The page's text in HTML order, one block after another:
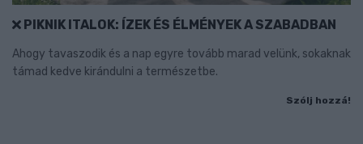
PIKNIK ITALOK: ÍZEK ÉS ÉLMÉNYEK A SZABADBAN
Ahogy tavaszodik és a nap egyre tovább marad velünk, sokaknak
támad kedve kirándulni a természetbe.
Szólj hozzá!